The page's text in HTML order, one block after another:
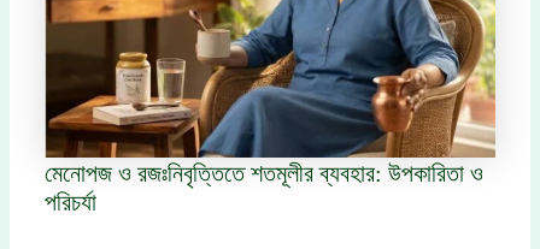
মেনোপজ ও রজঃনিবৃত্তিতে শতমূলীর ব্যবহার: উপকারিতা ও
পরিচর্যা